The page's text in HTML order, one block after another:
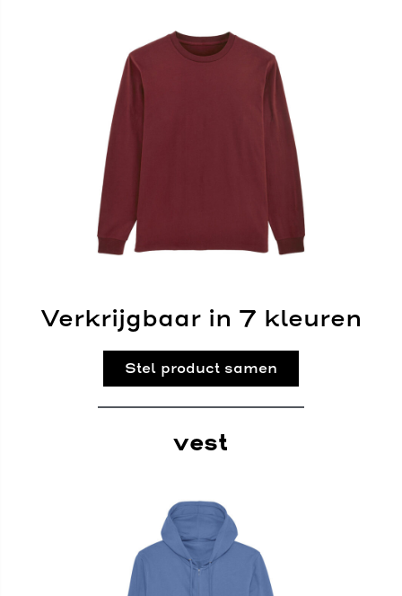
Verkrijgbaar in 7 kleuren
Stel product samen
vest